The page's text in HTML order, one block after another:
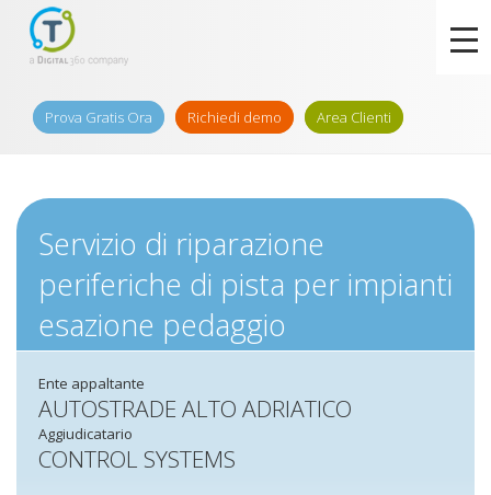
Prova Gratis Ora Richiedi demo Area Clienti
Servizio di riparazione
periferiche di pista per impianti
esazione pedaggio
Ente appaltante
AUTOSTRADE ALTO ADRIATICO
Aggiudicatario
CONTROL SYSTEMS